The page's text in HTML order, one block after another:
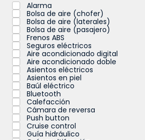
Alarma
Bolsa de aire (chofer)
Bolsa de aire (laterales)
Bolsa de aire (pasajero)
Frenos ABS
Seguros eléctricos
Aire acondicionado digital
Aire acondicionado doble
Asientos eléctricos
Asientos en piel
Baúl eléctrico
Bluetooth
Calefacción
Cámara de reversa
Push button
Cruise control
Guía hidráulico